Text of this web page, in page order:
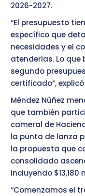
2026-2027.
“El presupuesto
específico que
necesidades y el
atenderlas. Lo
segundo
certificado”,
Méndez Núñez
que también
cameral de
la punta de lanza
la propuesta que
consolidado
incluyendo $13,180
“Comenzamos el